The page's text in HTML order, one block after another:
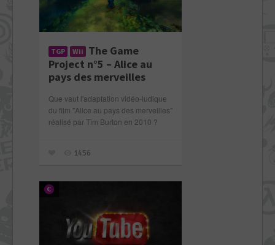
TGP Wii The Game
Project n°5 – Alice au
pays des merveilles
Que vaut l'adaptation vidéo-ludique
du film "Alice au pays des merveilles"
réalisé par Tim Burton en 2010 ?
1456